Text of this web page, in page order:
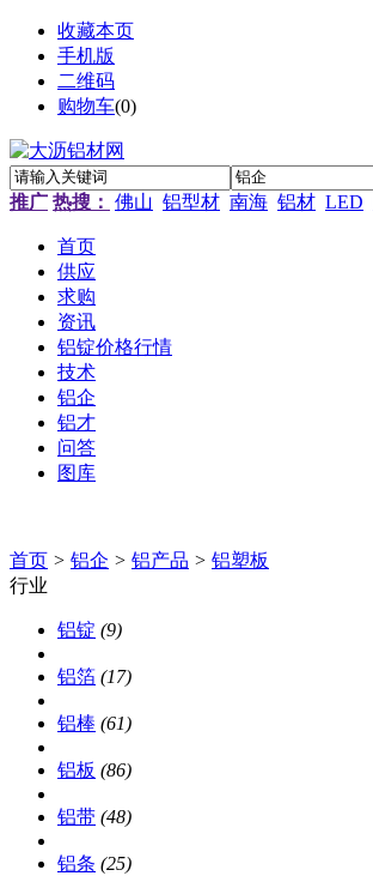
收藏本页
手机版
二维码
购物车(0)
推广 热搜： 佛山 铝型材 南海 铝材 LED
首页
供应
求购
资讯
铝锭价格行情
技术
铝企
铝才
问答
图库
首页 > 铝企 > 铝产品 > 铝塑板
行业
铝锭 (9)
铝箔 (17)
铝棒 (61)
铝板 (86)
铝带 (48)
铝条 (25)